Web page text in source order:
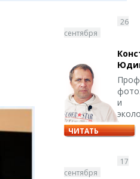
26
сентября
и
ЧИТАТЬ
17
сентября